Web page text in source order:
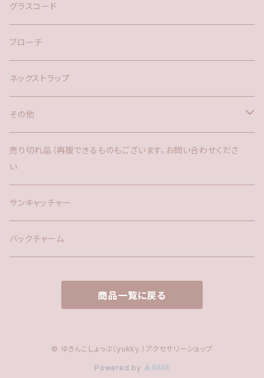
ネックレス
バックチャーム
グラスコード
ブローチ
ネックストラップ
その他
バックチャーム
時計
サンキャッチャー
売り切れ品（再販できるものもございます。お問い合わせくださ
い
サンキャッチャー
バックチャーム
商品一覧に戻る
© ゆきんこしょっぷ（yukky.）アクセサリーショップ
Powered by